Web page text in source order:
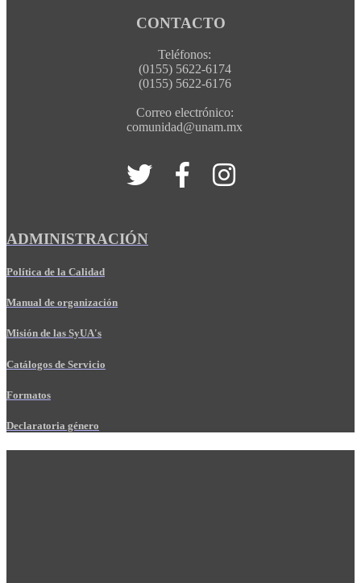
CONTACTO
Teléfonos:
(0155) 5622-6174
(0155) 5622-6176
Correo electrónico:
comunidad@unam.mx
ADMINISTRACIÓN
Política de la Calidad
Manual de organización
Misión de las SyUA's
Catálogos de Servicio
Formatos
Declaratoria género